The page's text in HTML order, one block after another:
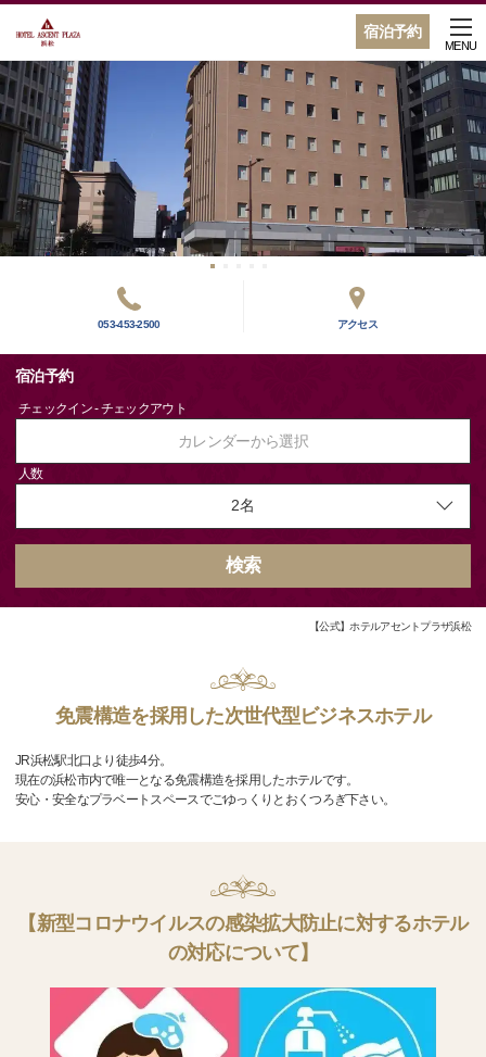
宿泊予約
MENU
053-453-2500 アクセス
宿泊予約
チェックイン - チェックアウト
カレンダーから選択
人数
検索
【公式】ホテルアセントプラザ浜松
免震構造を採用した次世代型ビジネスホテル
JR浜松駅北口より徒歩4分。
現在の浜松市内で唯一となる免震構造を採用したホテルです。
安心・安全なプラベートスペースでごゆっくりとおくつろぎ下さい。
【新型コロナウイルスの感染拡大防止に対するホテル
の対応について】